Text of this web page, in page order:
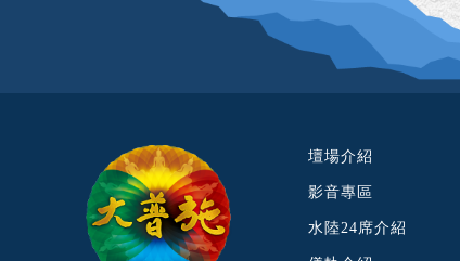
壇場介紹
影音專區
水陸24席介紹